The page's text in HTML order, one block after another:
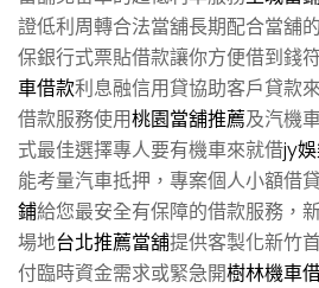
證低利周轉合法當舖長期配合當舖的
保銀行式票貼借款讓你方便借到錢
車借款利息融信用貸協助客戶貸款
借款服務使用桃園當舖推薦及汽機
式最佳選擇專人要有機車來就借jy
能考量汽車抵押，專案個人小額借
鋪給您最安全有保障的借款服務，
場地台北推薦當舖提供客製化新竹
付臨時資金需求或緊急開樹林機車